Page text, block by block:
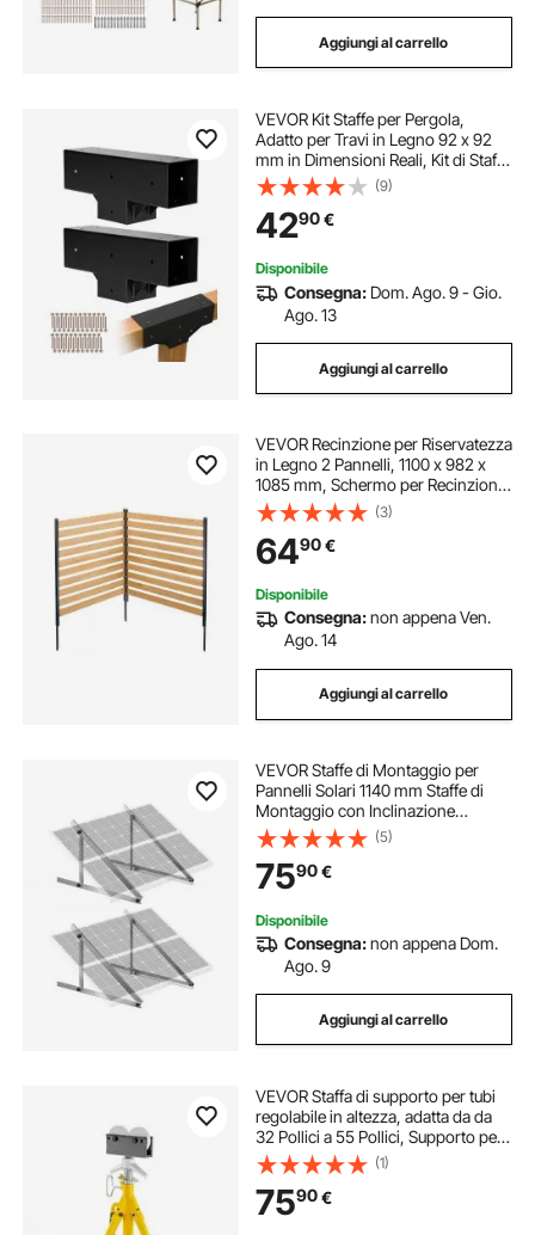
Aggiungi al carrello
VEVOR Kit Staffe per Pergola,
Adatto per Travi in Legno 92 x 92
mm in Dimensioni Reali, Kit di Staffe
per Gazebo in Legno Fai da Te a 3
Vie con Viti, Confezione 2, per
Banchetti per Feste all'Aperto
(9)
4290€
Disponibile
Consegna: Dom. Ago. 9 - Gio.
Ago. 13
Aggiungi al carrello
VEVOR Recinzione per Riservatezza
in Legno 2 Pannelli, 1100 x 982 x
1085 mm, Schermo per Recinzione
per Condizionatore d'Aria,
Recinzione per Piscina con Picchetti
in Metallo, per Decorazione Esterno
(3)
6490€
Disponibile
Consegna:non appena Ven.
Ago. 14
Aggiungi al carrello
VEVOR Staffe di Montaggio per
Pannelli Solari 1140 mm Staffe di
Montaggio con Inclinazione
Regolabile 0 a 90° Supportano
Pannelli Solari da 100-400 W con
Gambe Inclinabili Pieghevoli per
Barca, Tetto
(5)
7590€
Disponibile
Consegna:non appena Dom.
Ago. 9
Aggiungi al carrello
VEVOR Staffa di supporto per tubi
regolabile in altezza, adatta da da
32 Pollici a 55 Pollici, Supporto per
Tubi con Testa a rulli 4500 Libbri / 2
Tonnellate di Capacità per Filettare
Tubi
(1)
7590€